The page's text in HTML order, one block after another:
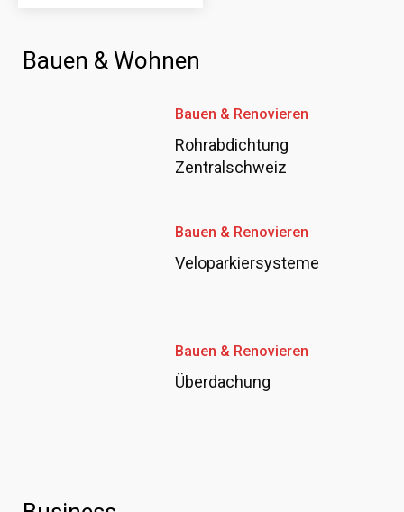
Bauen & Wohnen
Bauen & Renovieren
Rohrabdichtung
Zentralschweiz
Bauen & Renovieren
Veloparkiersysteme
Bauen & Renovieren
Überdachung